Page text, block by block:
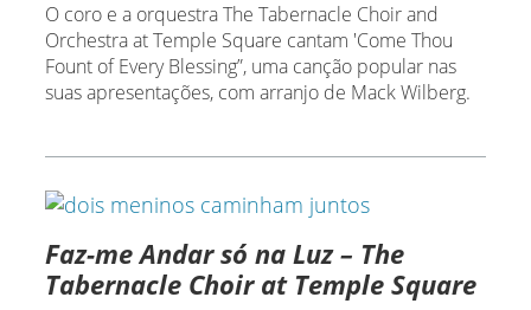
O coro e a orquestra The Tabernacle Choir and
Orchestra at Temple Square cantam 'Come Thou
Fount of Every Blessing”, uma canção popular nas
suas apresentações, com arranjo de Mack Wilberg.
Faz-me Andar só na Luz – The
Tabernacle Choir at Temple Square